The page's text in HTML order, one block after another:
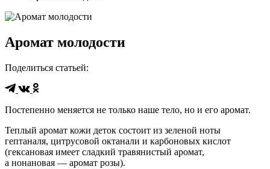
Аромат молодости
Поделиться статьей:
Постепенно меняется не только наше тело, но и его аромат.
Теплый аромат кожи деток состоит из зеленой ноты
гептаналя, цитрусовой октанали и карбоновых кислот
(гексановая имеет сладкий травянистый аромат,
а нонановая — аромат розы).